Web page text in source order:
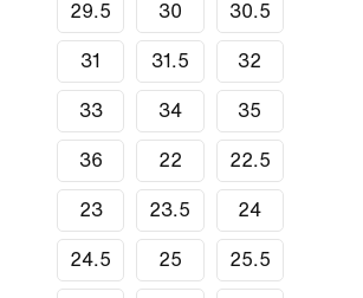
29.5 30 30.5
31 31.5 32
33 34 35
36 22 22.5
23 23.5 24
24.5 25 25.5